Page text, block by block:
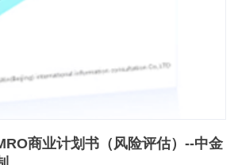
商业计划书（风险评估）--中金